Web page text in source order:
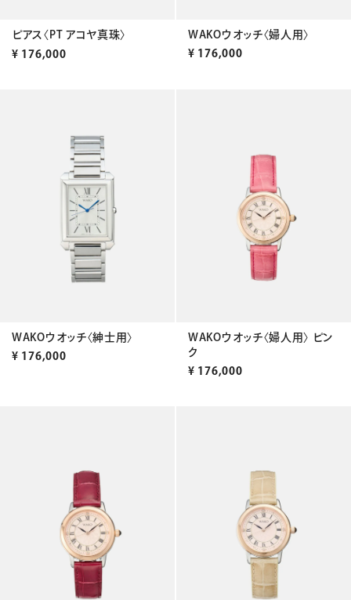
ピアス〈PT アコヤ真珠〉
¥ 176,000
WAKOウオッチ〈婦人用〉
¥ 176,000
WAKOウオッチ〈紳士用〉
¥ 176,000
WAKOウオッチ〈婦人用〉 ピン
ク
¥ 176,000